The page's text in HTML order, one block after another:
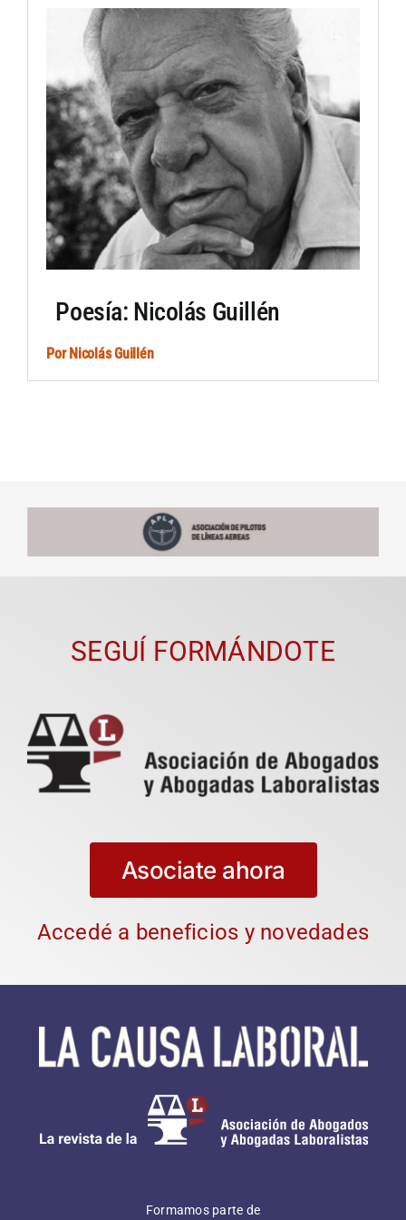
Artículos por autor
Artículos por sección
Poesía: Nicolás Guillén
Por Nicolás Guillén
SEGUÍ FORMÁNDOTE
Asociate ahora
Accedé a beneficios y novedades
Formamos parte de